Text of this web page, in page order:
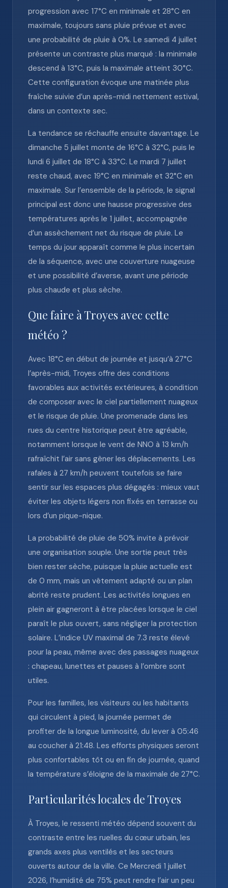
progression avec 17°C en minimale et 28°C en
maximale, toujours sans pluie prévue et avec
une probabilité de pluie à 0%. Le samedi 4 juillet
présente un contraste plus marqué : la minimale
descend à 13°C, puis la maximale atteint 30°C.
Cette configuration évoque une matinée plus
fraîche suivie d’un après-midi nettement estival,
dans un contexte sec.
La tendance se réchauffe ensuite davantage. Le
dimanche 5 juillet monte de 16°C à 32°C, puis le
lundi 6 juillet de 18°C à 33°C. Le mardi 7 juillet
reste chaud, avec 19°C en minimale et 32°C en
maximale. Sur l’ensemble de la période, le signal
principal est donc une hausse progressive des
températures après le 1 juillet, accompagnée
d’un assèchement net du risque de pluie. Le
temps du jour apparaît comme le plus incertain
de la séquence, avec une couverture nuageuse
et une possibilité d’averse, avant une période
plus chaude et plus sèche.
Que faire à Troyes avec cette
météo ?
Avec 18°C en début de journée et jusqu’à 27°C
l’après-midi, Troyes offre des conditions
favorables aux activités extérieures, à condition
de composer avec le ciel partiellement nuageux
et le risque de pluie. Une promenade dans les
rues du centre historique peut être agréable,
notamment lorsque le vent de NNO à 13 km/h
rafraîchit l’air sans gêner les déplacements. Les
rafales à 27 km/h peuvent toutefois se faire
sentir sur les espaces plus dégagés : mieux vaut
éviter les objets légers non fixés en terrasse ou
lors d’un pique-nique.
La probabilité de pluie de 50% invite à prévoir
une organisation souple. Une sortie peut très
bien rester sèche, puisque la pluie actuelle est
de 0 mm, mais un vêtement adapté ou un plan
abrité reste prudent. Les activités longues en
plein air gagneront à être placées lorsque le ciel
paraît le plus ouvert, sans négliger la protection
solaire. L’indice UV maximal de 7.3 reste élevé
pour la peau, même avec des passages nuageux
: chapeau, lunettes et pauses à l’ombre sont
utiles.
Pour les familles, les visiteurs ou les habitants
qui circulent à pied, la journée permet de
profiter de la longue luminosité, du lever à 05:46
au coucher à 21:48. Les efforts physiques seront
plus confortables tôt ou en fin de journée, quand
la température s’éloigne de la maximale de 27°C.
Particularités locales de Troyes
À Troyes, le ressenti météo dépend souvent du
contraste entre les ruelles du cœur urbain, les
grands axes plus ventilés et les secteurs
ouverts autour de la ville. Ce Mercredi 1 juillet
2026, l’humidité de 75% peut rendre l’air un peu